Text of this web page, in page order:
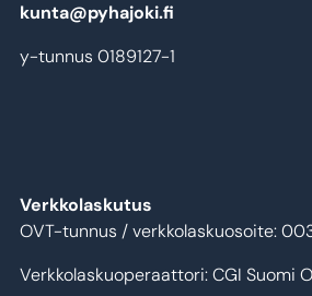
kunta@pyhajoki.fi
y-tunnus 0189127-1
Verkkolaskutus
OVT-tunnus / verkkolaskuosoite:
Verkkolaskuoperaattori: